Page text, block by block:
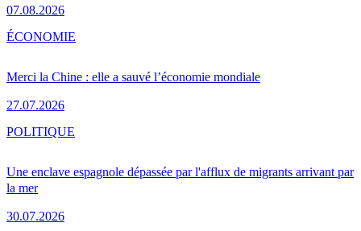
07.08.2026
Merci la Chine : elle a sauvé l’économie mondiale
27.07.2026
ÉCONOMIE
Une enclave espagnole dépassée par l'afflux de migrants arrivant par
la mer
30.07.2026
POLITIQUE